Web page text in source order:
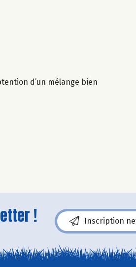
d’un mélange bien
! Inscription